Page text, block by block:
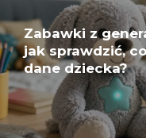
Zabawki z
jak sprawdzić,
dane dziecka?